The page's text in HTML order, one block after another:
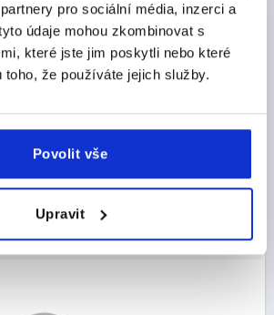
pro sociální média, inzerci a
údaje mohou zkombinovat s
které jste jim poskytli nebo které
že používáte jejich služby.
Povolit vše
Upravit
A bei H 18=18, A=30, A=50,
PŘÍMÉ
PROVEDENÍ 2=PŘÍMÉ